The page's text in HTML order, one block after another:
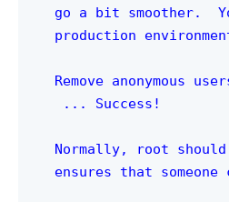
go a bit smoother.
production
Remove anonymous
... Success!
Normally, root
ensures that